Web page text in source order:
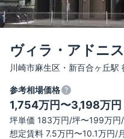
ヴィラ・アドニス
川崎市麻生区・新百合ヶ丘駅
参考相場価格
1,754万円〜3,198万円
坪単価 183万円/坪〜199万円
想定賃料 7.5万円〜10.1万円/月